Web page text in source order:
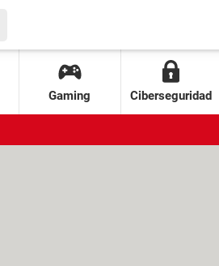
Gaming Ciberseguridad